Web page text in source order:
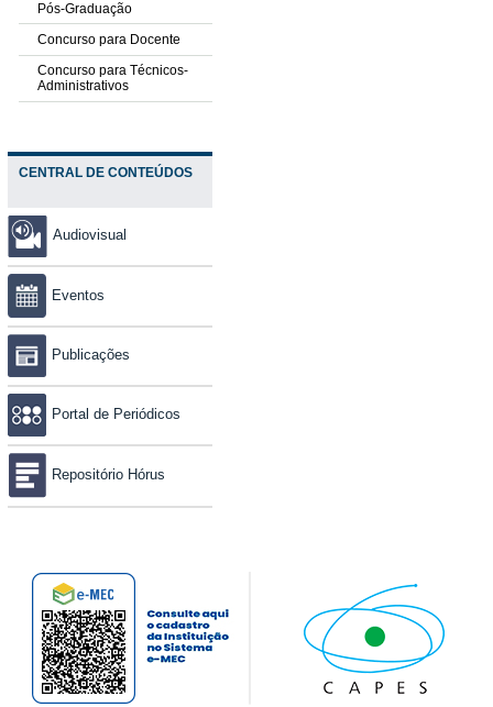
Pós-Graduação
Concurso para Docente
Concurso para Técnicos-
Administrativos
CENTRAL DE CONTEÚDOS
Audiovisual
Eventos
Publicações
Portal de Periódicos
Repositório Hórus